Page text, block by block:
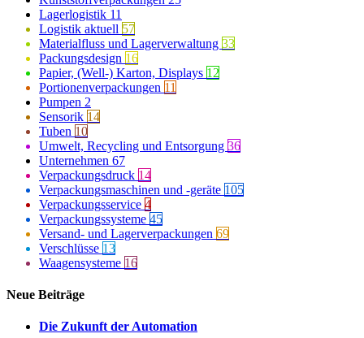
Lagerlogistik 11
Logistik aktuell 57
Materialfluss und Lagerverwaltung 33
Packungsdesign 16
Papier, (Well-) Karton, Displays 12
Portionenverpackungen 11
Pumpen 2
Sensorik 14
Tuben 10
Umwelt, Recycling und Entsorgung 36
Unternehmen 67
Verpackungsdruck 14
Verpackungsmaschinen und -geräte 105
Verpackungsservice 4
Verpackungssysteme 45
Versand- und Lagerverpackungen 69
Verschlüsse 13
Waagensysteme 16
Neue Beiträge
Die Zukunft der Automation